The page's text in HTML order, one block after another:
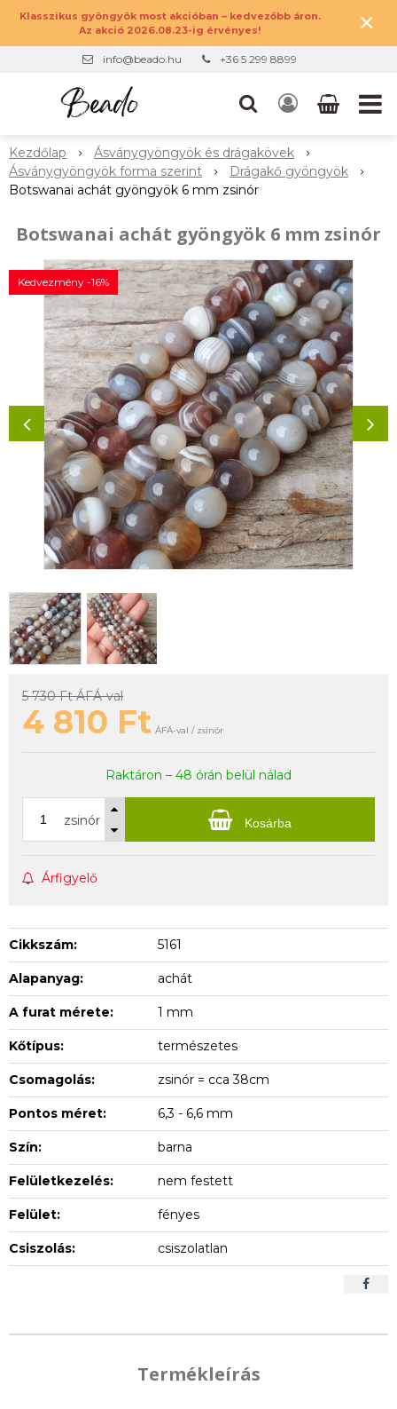
Klasszikus gyöngyök most akcióban – kedvezőbb áron.
Az akció 2026.08.23-ig érvényes!
×
info@beado.hu +36 5 299 8899
Kezdőlap
Ásványgyöngyök és drágakövek
Ásványgyöngyök forma szerint
Drágakő gyöngyök
Botswanai achát gyöngyök 6 mm zsinór
Botswanai achát gyöngyök 6 mm zsinór
Kedvezmény -16%
5 730 FtÁFÁ-val
4 810 Ft ÁFÁ-val / zsinór
Raktáron – 48 órán belül nálad
zsinór Kosárba
Árfigyelő
Cikkszám: 5161
Alapanyag: achát
A furat mérete: 1 mm
Kőtípus: természetes
Csomagolás: zsinór = cca 38cm
Pontos méret: 6,3 - 6,6 mm
Szín: barna
Felületkezelés: nem festett
Felület: fényes
Csiszolás: csiszolatlan
Termékleírás